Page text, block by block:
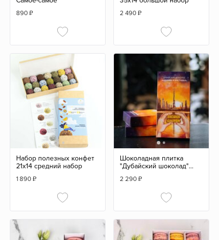
890₽ 2 490₽
Набор полезных конфет
21х14 средний набор
1 890₽
Шоколадная плитка
"Дубайский шоколад"
2 290₽